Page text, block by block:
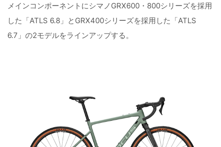
メインコンポーネントにシマノGRX600・800シリーズを採用
した「ATLS 6.8」とGRX400シリーズを採用した「ATLS
6.7」の2モデルをラインアップする。